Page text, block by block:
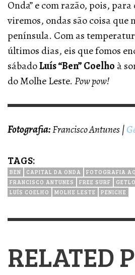
Onda” e com razão, pois,
viremos, ondas são coisa que
península. Com as
últimos dias, eis que fomos
sábadoLuís “Ben” Coelho à
do Molhe Leste. Pow pow!
Fotografia:Francisco Antunes |
TAGS:
BEN CAPITAL DA ONDA
FOTOGRAFIA
FRANCISCO ANTUNES
FREE SURF
LUÍS COELHO
MOLHE LESTE PENICHE
RELATED